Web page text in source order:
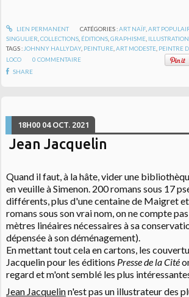
LIEN PERMANENT CATÉGORIES :ART NAÏF,ART
SINGULIER,COLLECTIONS, ÉDITIONS,GRAPHISME, ILLUSTRATION
TAGS :JOHNNY HALLYDAY, PEINTURE,ART MODESTE, PEINTRE
LOCO
0 COMMENTAIRE
SHARE
18H00 04 OCT. 2021
Jean Jacquelin
Quand il faut, à la hâte, vider une
en veuille à Simenon. 200 romans sous 17
différents, plus d'une centaine de Maigret
romans sous son vrai nom, on ne compte
mètres linéaires nécessaires à sa
dépensée à son déménagement).
En mettant tout cela en cartons, les
Jacquelin pour les éditions Presse de la Cité
regard et m'ont semblé les plus
Jean Jacquelinn'est pas un illustrateur des